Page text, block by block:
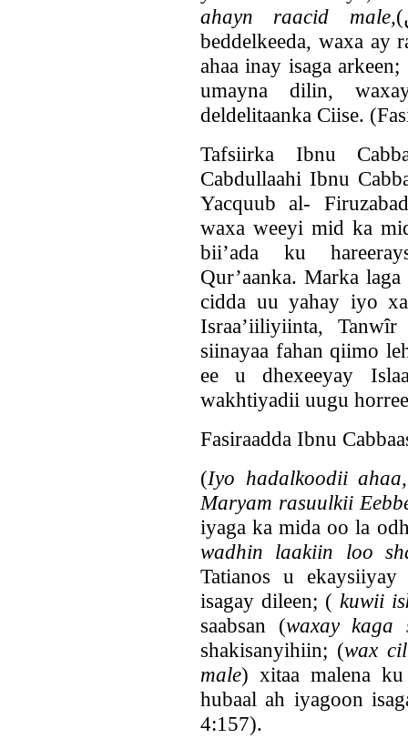
ahayn raacid male,(الااتباع الطن), waxa weeyi: taas
beddelkeeda, waxa ay
ahaa inay isaga arkeen;
umayna dilin,
deldelitaanka Ciise.
Tafsiirka Ibnu
Cabdullaahi Ibnu
Yacquub al-
waxa weeyi mid ka
bii’ada ku
Qur’aanka. Marka
cidda uu yahay iyo
Israa’iiliyiinta,
siinayaa fahan qiimo
ee u dhexeeyay
wakhtiyadii uugu
Fasiraadda Ibnu
(Iyo hadalkoodii
Maryam rasuulkii
iyaga ka mida oo la
wadhin laakiin loo
Tatianos u
isagay dileen; ( kuwii
saabsan (waxay kaga
shakisanyihiin; (wax
male) xitaa malena
hubaal ah iyagoon
4:157).